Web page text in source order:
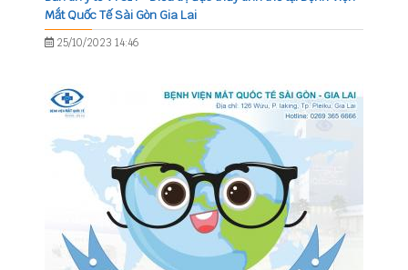
Mắt Quốc Tế Sài Gòn Gia Lai
25/10/2023 14:46